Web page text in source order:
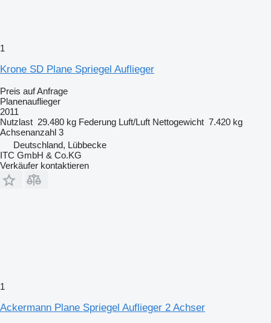
1
Krone SD Plane Spriegel Auflieger
Preis auf Anfrage
Planenauflieger
2011
Nutzlast 29.480 kg Federung Luft/Luft Nettogewicht 7.420 kg
Achsenanzahl 3
Deutschland, Lübbecke
ITC GmbH & Co.KG
Verkäufer kontaktieren
1
Ackermann Plane Spriegel Auflieger 2 Achser